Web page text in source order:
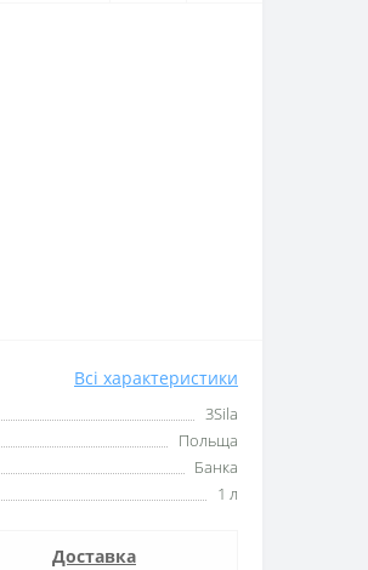
Всі характеристики
3Sila
Польща
Банка
1 л
Доставка